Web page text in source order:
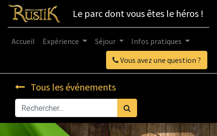
Le parc dont vous êtes le héros !
Vous avez une question ?
Accueil Expérience Séjour Infos pratiques
Tous les événements